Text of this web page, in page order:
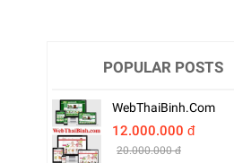
POPULAR POSTS
WebThaiBinh.com
12.000.000 đ
20.000.000 đ